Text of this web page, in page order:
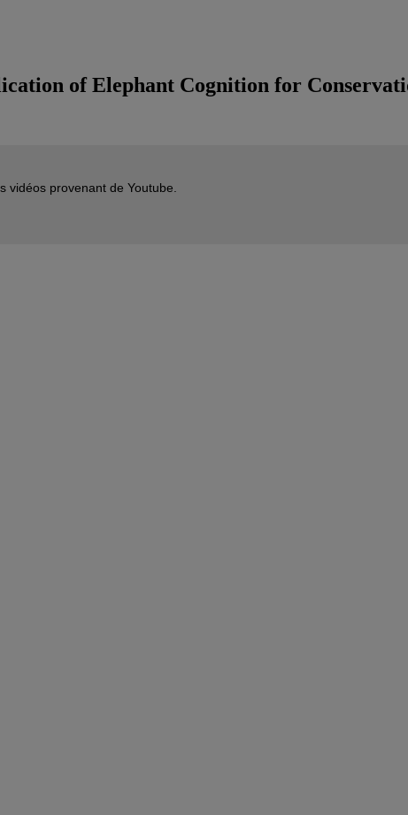
of Elephant Cognition for
vidéos provenant de Youtube.